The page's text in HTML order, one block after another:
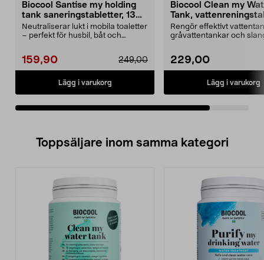
Biocool Santise my holding
tank saneringstabletter, 130
st
Neutraliserar lukt i mobila toaletter
– perfekt för husbil, båt och
249,00
159,90
Lägg i varukorg
Biocool Clean my
Tank,
50 st
Rengör effektivt
gråvattentankar och
229,00
Lägg i varukorg
Toppsäljare inom samma kategori